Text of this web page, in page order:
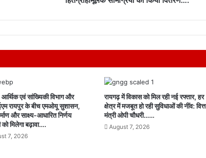
एवं सांख्यिकी विभाग और
रायपुर के बीच एमओयू सुशासन,
और साक्ष्य-आधारित निर्णय
को मिलेगा बढ़ावा….
7, 2026
रायगढ़ में विकास को मिल रही नई रफ्तार, हर
क्षेत्र में मजबूत हो रही सुविधाओं की नींव: वित्त
मंत्री ओपी चौधरी……
August 7, 2026